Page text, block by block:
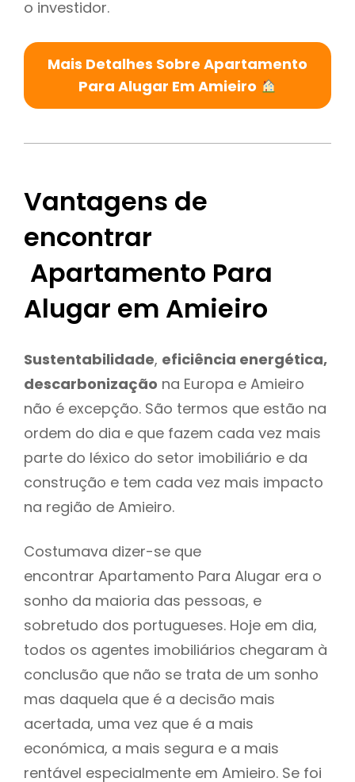
o investidor.
Mais Detalhes Sobre Apartamento
Para Alugar Em Amieiro
Vantagens de
encontrar
Apartamento Para
Alugar em Amieiro
Sustentabilidade, eficiência energética,
descarbonização na Europa e Amieiro
não é excepção. São termos que estão na
ordem do dia e que fazem cada vez mais
parte do léxico do setor imobiliário e da
construção e tem cada vez mais impacto
na região de Amieiro.
Costumava dizer-se que
encontrar Apartamento Para Alugar era o
sonho da maioria das pessoas, e
sobretudo dos portugueses. Hoje em dia,
todos os agentes imobiliários chegaram à
conclusão que não se trata de um sonho
mas daquela que é a decisão mais
acertada, uma vez que é a mais
económica, a mais segura e a mais
rentável especialmente em Amieiro. Se foi